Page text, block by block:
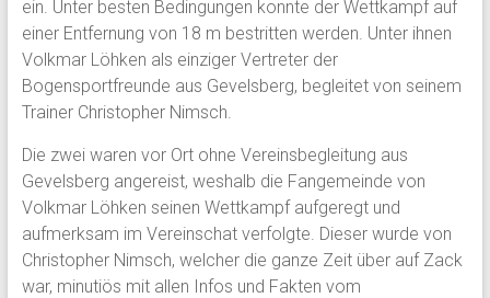
ein. Unter besten Bedingungen konnte der Wettkampf auf
einer Entfernung von 18 m bestritten werden. Unter ihnen
Volkmar Löhken als einziger Vertreter der
Bogensportfreunde aus Gevelsberg, begleitet von seinem
Trainer Christopher Nimsch.
Die zwei waren vor Ort ohne Vereinsbegleitung aus
Gevelsberg angereist, weshalb die Fangemeinde von
Volkmar Löhken seinen Wettkampf aufgeregt und
aufmerksam im Vereinschat verfolgte. Dieser wurde von
Christopher Nimsch, welcher die ganze Zeit über auf Zack
war, minutiös mit allen Infos und Fakten vom